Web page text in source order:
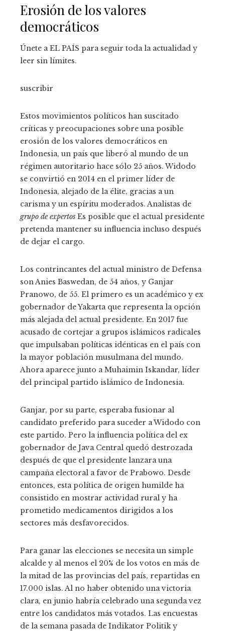
Erosión de los valores
democráticos
Únete a EL PAÍS para seguir toda la actualidad y
leer sin límites.
suscribir
Estos movimientos políticos han suscitado
críticas y preocupaciones sobre una posible
erosión de los valores democráticos en
Indonesia, un país que liberó al mundo de un
régimen autoritario hace sólo 25 años. Widodo
se convirtió en 2014 en el primer líder de
Indonesia, alejado de la élite, gracias a un
carisma y un espíritu moderados. Analistas de
grupo de expertos Es posible que el actual presidente
pretenda mantener su influencia incluso después
de dejar el cargo.
Los contrincantes del actual ministro de Defensa
son Anies Baswedan, de 54 años, y Ganjar
Pranowo, de 55. El primero es un académico y ex
gobernador de Yakarta que representa la opción
más alejada del actual presidente. En 2017 fue
acusado de cortejar a grupos islámicos radicales
que impulsaban políticas idénticas en el país con
la mayor población musulmana del mundo.
Ahora aparece junto a Muhaimin Iskandar, líder
del principal partido islámico de Indonesia.
Ganjar, por su parte, esperaba fusionar al
candidato preferido para suceder a Widodo con
este partido. Pero la influencia política del ex
gobernador de Java Central quedó destrozada
después de que el presidente lanzara una
campaña electoral a favor de Prabowo. Desde
entonces, esta política de origen humilde ha
consistido en mostrar actividad rural y ha
prometido medicamentos dirigidos a los
sectores más desfavorecidos.
Para ganar las elecciones se necesita un simple
alcalde y al menos el 20% de los votos en más de
la mitad de las provincias del país, repartidas en
17.000 islas. Al no haber obtenido una victoria
clara, en junio habría celebrado una segunda vez
entre los candidatos más votados. Las encuestas
de la semana pasada de Indikator Politik y